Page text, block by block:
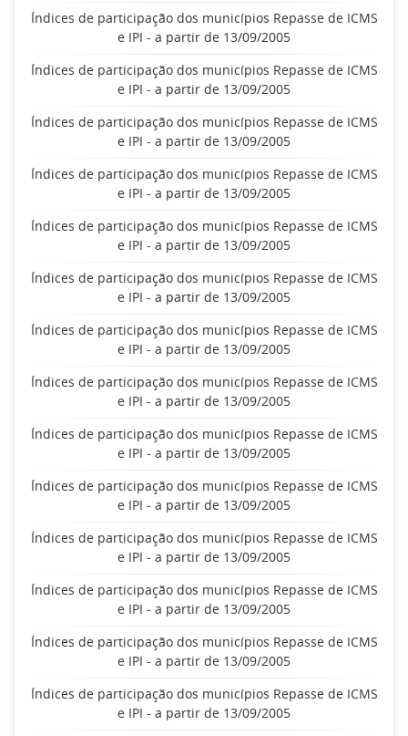
Índices de participação dos municípios Repasse de ICMS
e IPI - a partir de 13/09/2005
Índices de participação dos municípios Repasse de ICMS
e IPI - a partir de 13/09/2005
Índices de participação dos municípios Repasse de ICMS
e IPI - a partir de 13/09/2005
Índices de participação dos municípios Repasse de ICMS
e IPI - a partir de 13/09/2005
Índices de participação dos municípios Repasse de ICMS
e IPI - a partir de 13/09/2005
Índices de participação dos municípios Repasse de ICMS
e IPI - a partir de 13/09/2005
Índices de participação dos municípios Repasse de ICMS
e IPI - a partir de 13/09/2005
Índices de participação dos municípios Repasse de ICMS
e IPI - a partir de 13/09/2005
Índices de participação dos municípios Repasse de ICMS
e IPI - a partir de 13/09/2005
Índices de participação dos municípios Repasse de ICMS
e IPI - a partir de 13/09/2005
Índices de participação dos municípios Repasse de ICMS
e IPI - a partir de 13/09/2005
Índices de participação dos municípios Repasse de ICMS
e IPI - a partir de 13/09/2005
Índices de participação dos municípios Repasse de ICMS
e IPI - a partir de 13/09/2005
Índices de participação dos municípios Repasse de ICMS
e IPI - a partir de 13/09/2005